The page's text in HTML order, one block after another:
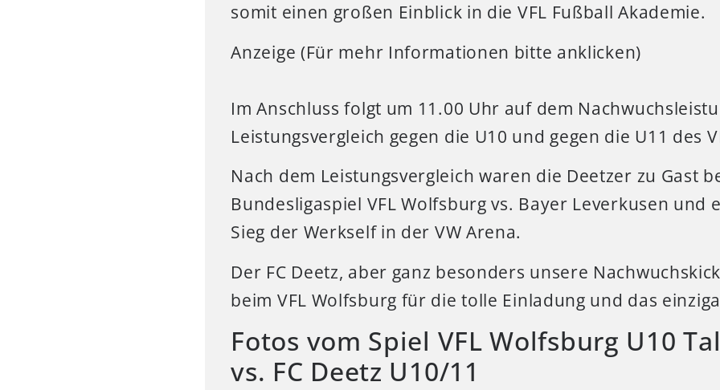
somit einen großen Einblick in die VFL Fußball Akademie.
Anzeige (Für mehr Informationen bitte anklicken)
Im Anschluss folgt um 11.00 Uhr auf dem
Leistungsvergleich gegen die U10 und gegen die U11 des
Nach dem Leistungsvergleich waren die Deetzer zu Gast
Bundesligaspiel VFL Wolfsburg vs. Bayer Leverkusen und
Sieg der Werkself in der VW Arena.
Der FC Deetz, aber ganz besonders unsere
beim VFL Wolfsburg für die tolle Einladung und das
Fotos vom Spiel VFL Wolfsburg U10
vs. FC Deetz U10/11